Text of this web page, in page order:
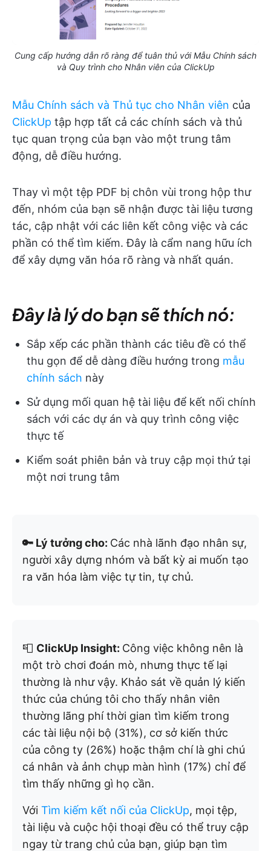
Cung cấp hướng dẫn rõ ràng để tuân thủ với Mẫu Chính sách
và Quy trình cho Nhân viên của ClickUp
Mẫu Chính sách và Thủ tục cho Nhân viên của
ClickUp tập hợp tất cả các chính sách và thủ
tục quan trọng của bạn vào một trung tâm
động, dễ điều hướng.
Thay vì một tệp PDF bị chôn vùi trong hộp thư
đến, nhóm của bạn sẽ nhận được tài liệu tương
tác, cập nhật với các liên kết công việc và các
phần có thể tìm kiếm. Đây là cẩm nang hữu ích
để xây dựng văn hóa rõ ràng và nhất quán.
Đây là lý do bạn sẽ thích nó:
Sắp xếp các phần thành các tiêu đề có thể
thu gọn để dễ dàng điều hướng trong mẫu
chính sách này
Sử dụng mối quan hệ tài liệu để kết nối chính
sách với các dự án và quy trình công việc
thực tế
Kiểm soát phiên bản và truy cập mọi thứ tại
một nơi trung tâm
🔑 Lý tưởng cho: Các nhà lãnh đạo nhân sự,
người xây dựng nhóm và bất kỳ ai muốn tạo
ra văn hóa làm việc tự tin, tự chủ.
📮 ClickUp Insight: Công việc không nên là
một trò chơi đoán mò, nhưng thực tế lại
thường là như vậy. Khảo sát về quản lý kiến
thức của chúng tôi cho thấy nhân viên
thường lãng phí thời gian tìm kiếm trong
các tài liệu nội bộ (31%), cơ sở kiến thức
của công ty (26%) hoặc thậm chí là ghi chú
cá nhân và ảnh chụp màn hình (17%) chỉ để
tìm thấy những gì họ cần.
Với Tìm kiếm kết nối của ClickUp, mọi tệp,
tài liệu và cuộc hội thoại đều có thể truy cập
ngay từ trang chủ của bạn, giúp bạn tìm